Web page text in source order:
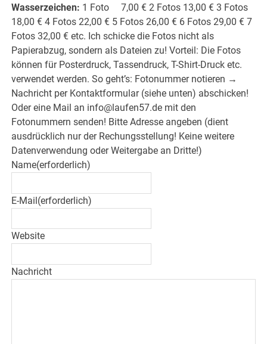
Wasserzeichen: 1 Foto 7,00 € 2 Fotos 13,00 € 3 Fotos
18,00 € 4 Fotos 22,00 € 5 Fotos 26,00 € 6 Fotos 29,00 € 7
Fotos 32,00 € etc. Ich schicke die Fotos nicht als
Papierabzug, sondern als Dateien zu! Vorteil: Die Fotos
können für Posterdruck, Tassendruck, T-Shirt-Druck etc.
verwendet werden. So geht’s: Fotonummer notieren →
Nachricht per Kontaktformular (siehe unten) abschicken!
Oder eine Mail an info@laufen57.de mit den
Fotonummern senden! Bitte Adresse angeben (dient
ausdrücklich nur der Rechungsstellung! Keine weitere
Datenverwendung oder Weitergabe an Dritte!)
Name(erforderlich)
E-Mail(erforderlich)
Website
Nachricht